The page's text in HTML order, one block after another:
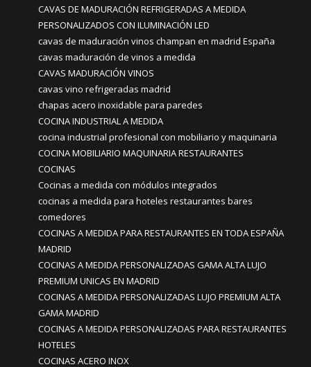
CAVAS DE MADURACIÓN REFRIGERADAS A MEDIDA
PERSONALIZADOS CON ILUMINACIÓN LED
cavas de maduración vinos champan en madrid España
cavas maduración de vinos a medida
CAVAS MADURACIÓN VINOS
cavas vino refrigeradas madrid
chapas acero inoxidable para paredes
COCINA INDUSTRIAL A MEDIDA
cocina industrial profesional con mobiliario y maquinaria
COCINA MOBILIARIO MAQUINARIA RESTAURANTES
COCINAS
Cocinas a medida con módulos integrados
cocinas a medida para hoteles restaurantes bares
comedores
COCINAS A MEDIDA PARA RESTAURANTES EN TODA ESPAÑA
MADRID
COCINAS A MEDIDA PERSONALIZADAS GAMA ALTA LUJO
PREMIUM UNICAS EN MADRID
COCINAS A MEDIDA PERSONALIZADAS LUJO PREMIUM ALTA
GAMA MADRID
COCINAS A MEDIDA PERSONALIZADAS PARA RESTAURANTES
HOTELES
COCINAS ACERO INOX